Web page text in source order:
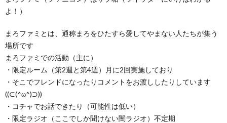
よ！）
まろファミとは、通称まろをひたすら愛してやまない人たちが集う
場所です
まろファミでの活動（主に）
・限定ルーム（第2週と第4週）月に2回実施しており
・そこでフレンドになったりコメントをお渡ししたりしています
((⊂(^ω^)⊃))
・コチャでお話できたり（可能性は低い）
・限定ラジオ（ここでしか聞けない闇ラジオ）不定期